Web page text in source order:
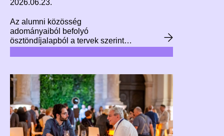
2026.06.23.
Az alumni közösség
adományaiból befolyó
ösztöndíjalapból a tervek szerint
tehetség tanulmányait támogatja